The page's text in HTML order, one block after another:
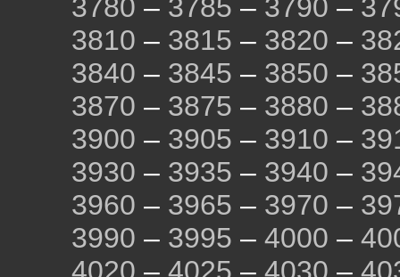
3780 – 3785 – 3790 –
3810 – 3815 – 3820 –
3840 – 3845 – 3850 –
3870 – 3875 – 3880 –
3900 – 3905 – 3910 –
3930 – 3935 – 3940 –
3960 – 3965 – 3970 –
3990 – 3995 – 4000 –